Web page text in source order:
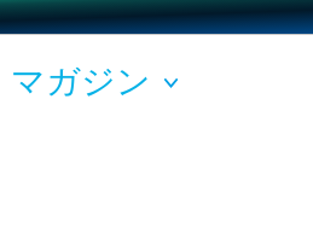
マガジン